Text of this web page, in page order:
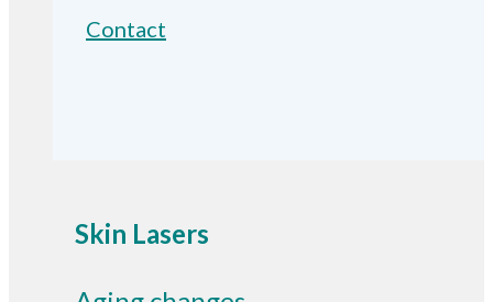
Contact
Skin Lasers